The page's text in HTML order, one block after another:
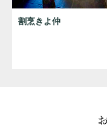
割烹きよ仲